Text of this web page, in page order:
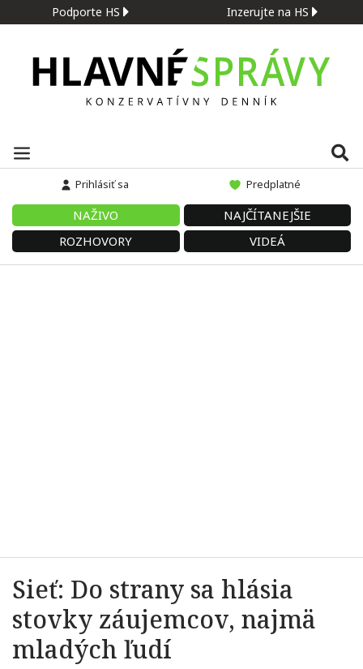
Podporte HS Inzerujte na HS
Prihlásiť sa Predplatné
NAŽIVO
NAJČÍTANEJŠIE
ROZHOVORY
VIDEÁ
Sieť: Do strany sa hlásia
stovky záujemcov, najmä
mladých ľudí